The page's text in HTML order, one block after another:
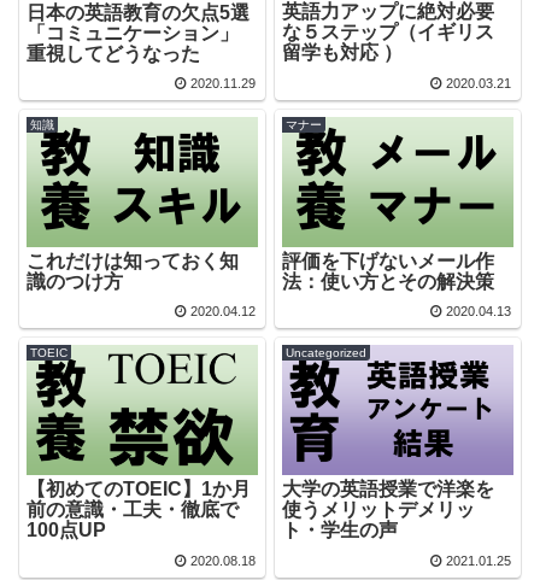
日本の英語教育の欠点5選
「コミュニケーション」
重視してどうなった
2020.11.29
英語力アップに絶対必要
な５ステップ（イギリス
留学も対応 ）
2020.03.21
知識
これだけは知っておく知
識のつけ方
2020.04.12
マナー
評価を下げないメール作
法：使い方とその解決策
2020.04.13
TOEIC
【初めてのTOEIC】1か月
前の意識・工夫・徹底で
100点UP
2020.08.18
Uncategorized
大学の英語授業で洋楽を
使うメリットデメリッ
ト・学生の声
2021.01.25